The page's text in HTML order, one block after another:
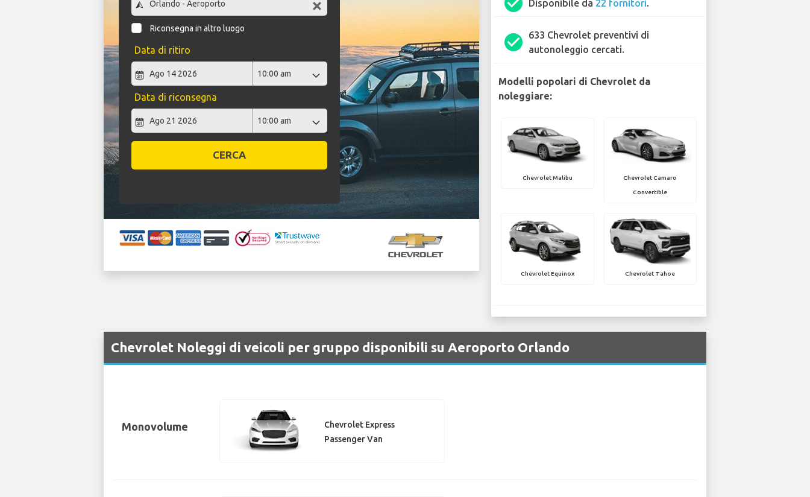
Riconsegna in altro luogo
Data di ritiro
Data di riconsegna
CERCA
Disponibile da 22 fornitori.
check_circle
633 Chevrolet preventivi di
autonoleggio cercati.
Modelli popolari di Chevrolet da
noleggiare:
Chevrolet Malibu Chevrolet Camaro
Convertible
Chevrolet Equinox Chevrolet Tahoe
Chevrolet Noleggi di veicoli per gruppo disponibili su Aeroporto Orlando
Monovolume
Chevrolet Express
Passenger Van